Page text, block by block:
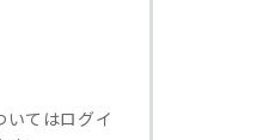
いてはログイ